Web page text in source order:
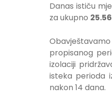
Danas ističu
za ukupno
propisanog
izolaciji
isteka perioda
nakon 14 dana.